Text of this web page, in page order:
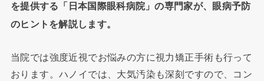
を提供する「日本国際眼科病院」の専門家が、眼病予防
のヒントを解説します。
当院では強度近視でお悩みの方に視力矯正手術も行って
おります。ハノイでは、大気汚染も深刻ですので、コン